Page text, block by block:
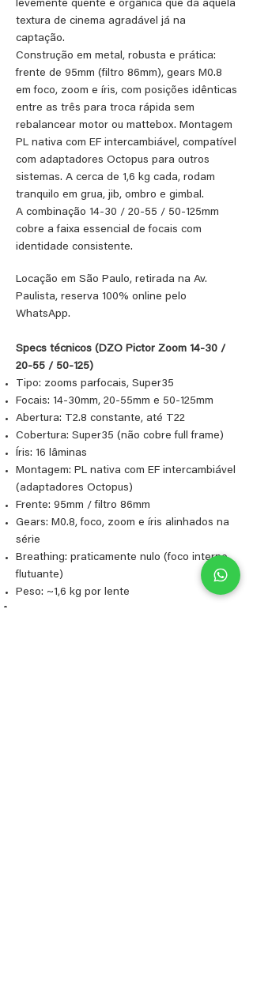
levemente quente e orgânica que dá aquela
textura de cinema agradável já na
captação.
Construção em metal, robusta e prática:
frente de 95mm (filtro 86mm), gears M0.8
em foco, zoom e íris, com posições idênticas
entre as três para troca rápida sem
rebalancear motor ou mattebox. Montagem
PL nativa com EF intercambiável, compatível
com adaptadores Octopus para outros
sistemas. A cerca de 1,6 kg cada, rodam
tranquilo em grua, jib, ombro e gimbal.
A combinação 14-30 / 20-55 / 50-125mm
cobre a faixa essencial de focais com
identidade consistente.
Locação em São Paulo, retirada na Av.
Paulista, reserva 100% online pelo
WhatsApp.
Specs técnicos (DZO Pictor Zoom 14-30 /
20-55 / 50-125)
Tipo: zooms parfocais, Super35
Focais: 14-30mm, 20-55mm e 50-125mm
Abertura: T2.8 constante, até T22
Cobertura: Super35 (não cobre full frame)
Íris: 16 lâminas
Montagem: PL nativa com EF intercambiável
(adaptadores Octopus)
Frente: 95mm / filtro 86mm
Gears: M0.8, foco, zoom e íris alinhados na
série
Breathing: praticamente nulo (foco interno
flutuante)
Peso: ~1,6 kg por lente